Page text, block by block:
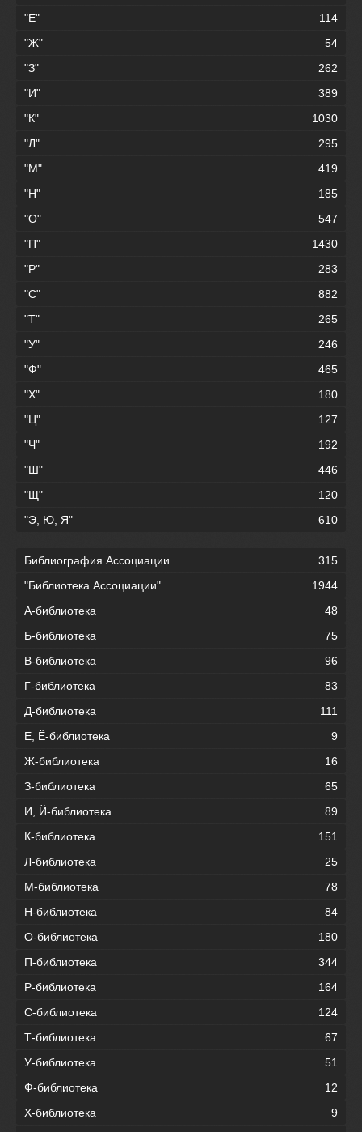
"Е"
114
"Ж"
54
"З"
262
"И"
389
"К"
1030
"Л"
295
"М"
419
"Н"
185
"О"
547
"П"
1430
"Р"
283
"С"
882
"Т"
265
"У"
246
"Ф"
465
"Х"
180
"Ц"
127
"Ч"
192
"Ш"
446
"Щ"
120
"Э, Ю, Я"
610
Библиография Ассоциации
315
"Библиотека Ассоциации"
1944
А-библиотека
48
Б-библиотека
75
В-библиотека
96
Г-библиотека
83
Д-библиотека
111
Е, Ё-библиотека
9
Ж-библиотека
16
З-библиотека
65
И, Й-библиотека
89
К-библиотека
151
Л-библиотека
25
М-библиотека
78
Н-библиотека
84
О-библиотека
180
П-библиотека
344
Р-библиотека
164
С-библиотека
124
Т-библиотека
67
У-библиотека
51
Ф-библиотека
12
Х-библиотека
9